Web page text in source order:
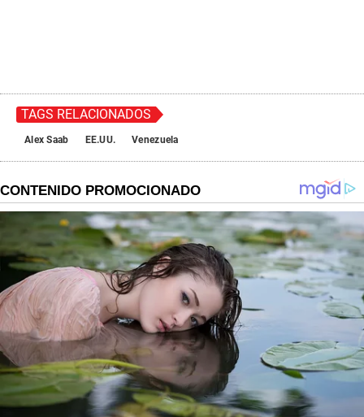
TAGS RELACIONADOS
Alex Saab EE.UU. Venezuela